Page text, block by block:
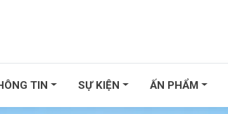
TIN SỰ KIỆN ẤN PHẨM